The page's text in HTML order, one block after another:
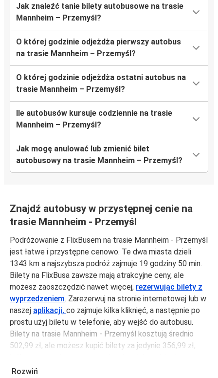
Jak znaleźć tanie bilety autobusowe na trasie
Mannheim – Przemyśl?
O której godzinie odjeżdża pierwszy autobus
na trasie Mannheim – Przemyśl?
O której godzinie odjeżdża ostatni autobus na
trasie Mannheim – Przemyśl?
Ile autobusów kursuje codziennie na trasie
Mannheim – Przemyśl?
Jak mogę anulować lub zmienić bilet
autobusowy na trasie Mannheim – Przemyśl?
Znajdź autobusy w przystępnej cenie na
trasie Mannheim - Przemyśl
Podróżowanie z FlixBusem na trasie Mannheim - Przemyśl
jest łatwe i przystępne cenowo. Te dwa miasta dzieli
1343 km a najszybsza podróż zajmuje 19 godziny 50 min.
Bilety na FlixBusa zawsze mają atrakcyjne ceny, ale
możesz zaoszczędzić nawet więcej, rezerwując bilety z
wyprzedzeniem. Zarezerwuj na stronie internetowej lub w
naszej aplikacji, co zajmuje kilka kliknięć, a następnie po
prostu użyj biletu w telefonie, aby wejść do autobusu.
Bilety na trasie Mannheim - Przemyśl kosztują średnio
502,99 zł, ale możesz kupić bilety za jedynie 356,99 zł,
unikając weekendów i świąt. Aby podróżować szybko,
Rozwiń